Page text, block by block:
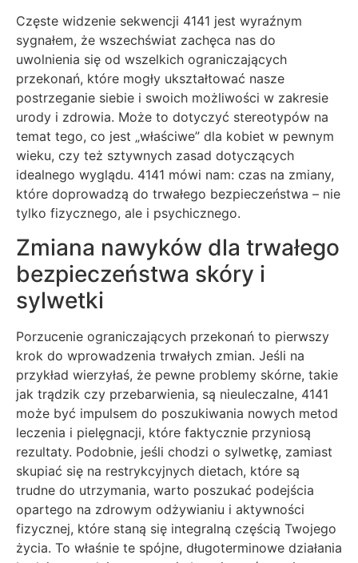
Częste widzenie sekwencji 4141 jest wyraźnym
sygnałem, że wszechświat zachęca nas do
uwolnienia się od wszelkich ograniczających
przekonań, które mogły ukształtować nasze
postrzeganie siebie i swoich możliwości w zakresie
urody i zdrowia. Może to dotyczyć stereotypów na
temat tego, co jest „właściwe” dla kobiet w pewnym
wieku, czy też sztywnych zasad dotyczących
idealnego wyglądu. 4141 mówi nam: czas na zmiany,
które doprowadzą do trwałego bezpieczeństwa – nie
tylko fizycznego, ale i psychicznego.
Zmiana nawyków dla trwałego
bezpieczeństwa skóry i
sylwetki
Porzucenie ograniczających przekonań to pierwszy
krok do wprowadzenia trwałych zmian. Jeśli na
przykład wierzyłaś, że pewne problemy skórne, takie
jak trądzik czy przebarwienia, są nieuleczalne, 4141
może być impulsem do poszukiwania nowych metod
leczenia i pielęgnacji, które faktycznie przyniosą
rezultaty. Podobnie, jeśli chodzi o sylwetkę, zamiast
skupiać się na restrykcyjnych dietach, które są
trudne do utrzymania, warto poszukać podejścia
opartego na zdrowym odżywianiu i aktywności
fizycznej, które staną się integralną częścią Twojego
życia. To właśnie te spójne, długoterminowe działania